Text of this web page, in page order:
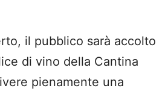
il pubblico sarà accolto
di vino della Cantina
pienamente una